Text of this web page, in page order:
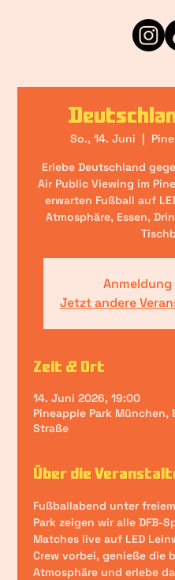
So., 14. Juni
  |
Erlebe Deutschland
Air Public Viewing im
erwarten Fußball auf
Atmosphäre, Essen,
Jetzt andere
Zeit & Ort
14. Juni 2026, 19:00
Pineapple Park München,
Straße
Über die
Fußballabend unter
Park zeigen wir alle DFB-
Matches live auf LED
Crew vorbei, genieße die
Atmosphäre und erlebe